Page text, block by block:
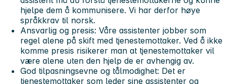
hjelpe dem å kommunisere. Vi har derfor høye
språkkrav til norsk.
Ansvarlig og presis: Våre assistenter jobber som
regel alene på skift med tjenestemottaker. Ved å ikke
komme presis risikerer man at tjenestemottaker vil
være alene uten den hjelp de er avhengig av.
God tilpasningsevne og tålmodighet: Det er
tjenestemottaker som leder sine assistenter og